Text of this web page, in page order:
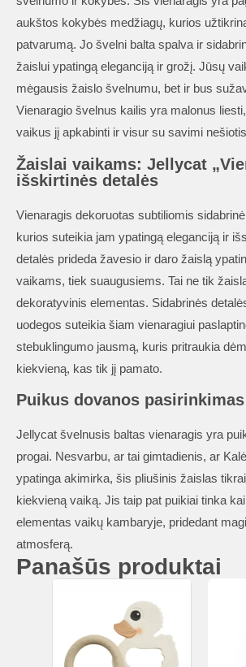
aukštos kokybės medžiagų, kurios
patvarumą. Jo švelni balta spalva ir
žaislui ypatingą eleganciją ir grožį. Jūsų
mėgausis žaislo švelnumu, bet ir bus
Vienaragio švelnus kailis yra malonus
vaikus jį apkabinti ir visur su savimi
Žaislai vaikams: Jellycat
išskirtinės detalės
Vienaragis dekoruotas subtiliomis
kurios suteikia jam ypatingą eleganciją ir
detalės prideda žavesio ir daro žaislą
vaikams, tiek suaugusiems. Tai ne tik
dekoratyvinis elementas. Sidabrinės
uodegos suteikia šiam vienaragiui
stebuklingumo jausmą, kuris pritraukia
kiekvieną, kas tik jį pamato.
Puikus dovanos pasirinkimas
Jellycat švelnusis baltas vienaragis yra
progai. Nesvarbu, ar tai gimtadienis, ar
ypatinga akimirka, šis pliušinis žaislas
kiekvieną vaiką. Jis taip pat puikiai tinka
elementas vaikų kambaryje, pridedant
atmosferą.
Panašūs produktai